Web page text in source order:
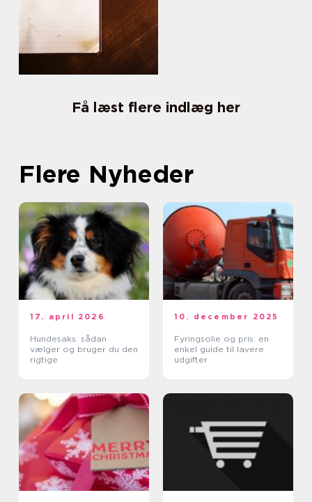
Få læst flere indlæg her
Flere Nyheder
17. april 2026
Hundesaks: sådan
vælger og bruger du den
rigtige
10. december 2025
Fyringsolie og pris: en
enkel guide til lavere
udgifter